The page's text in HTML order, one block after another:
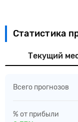
Статистика
Текущий
Всего прогнозов
% от прибыли